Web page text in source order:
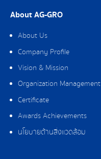
About AG-GRO
About Us
Company Profile
Vision & Mission
Organization Management
Certificate
Awards Achievements
นโยบายด้านสิ่งแวดล้อม